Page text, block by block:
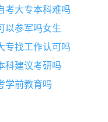
考大专本科难吗
以参军吗女生
专找工作认可吗
科建议考研吗
学前教育吗